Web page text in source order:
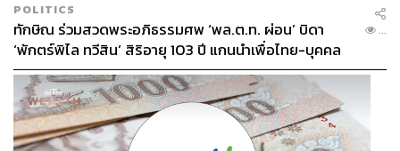
POLITICS
ทักษิณ ร่วมสวดพระอภิธรรมศพ ‘พล.ต.ท. ผ่อน’ บิดา
‘พักตร์พิไล ทวีสิน’ สิริอายุ 103 ปี แกนนำเพื่อไทย-บุคคล
หลากวงการร่วมอาลัย
...